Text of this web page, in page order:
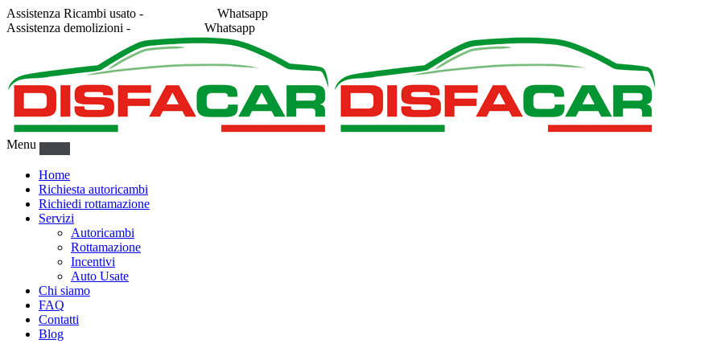
Assistenza Ricambi usato -
Whatsapp
Assistenza demolizioni -
Whatsapp
Menu
Home
Richiesta autoricambi
Richiedi rottamazione
Servizi
Autoricambi
Rottamazione
Incentivi
Auto Usate
Chi siamo
FAQ
Contatti
Blog